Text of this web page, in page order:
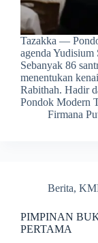
Tazakka —
agenda
Sebanyak 86
menentukan
Rabithah. Hadir
Pondok Modern
Firmana
Berita,
PIMPINAN
PERTAMA